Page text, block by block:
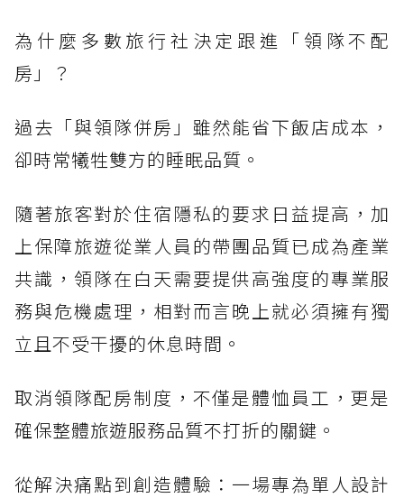
為什麼多數旅行社決定跟進「領隊不配
房」？
過去「與領隊併房」雖然能省下飯店成本，
卻時常犧牲雙方的睡眠品質。
隨著旅客對於住宿隱私的要求日益提高，加
上保障旅遊從業人員的帶團品質已成為產業
共識，領隊在白天需要提供高強度的專業服
務與危機處理，相對而言晚上就必須擁有獨
立且不受干擾的休息時間。
取消領隊配房制度，不僅是體恤員工，更是
確保整體旅遊服務品質不打折的關鍵。
從解決痛點到創造體驗：一場專為單人設計